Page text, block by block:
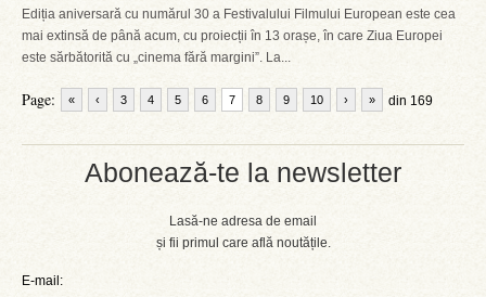
Abonează-te la newsletter
Lasă-ne adresa de email
și fii primul care află noutățile.
E-mail:
Ediția aniversară cu numărul 30 a Festivalului Filmului European este cea
mai extinsă de până acum, cu proiecții în 13 orașe, în care Ziua Europei
este sărbătorită cu „cinema fără margini”. La...
Page: « ‹ 3 4 5 6 7 8 9 10 din 169
› »